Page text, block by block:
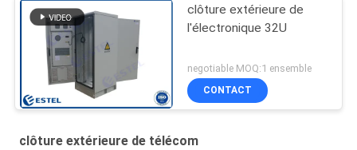
clôture extérieure de
l'électronique 32U
negotiable MOQ:1 ensemble
CONTACT
clôture extérieure de télécom